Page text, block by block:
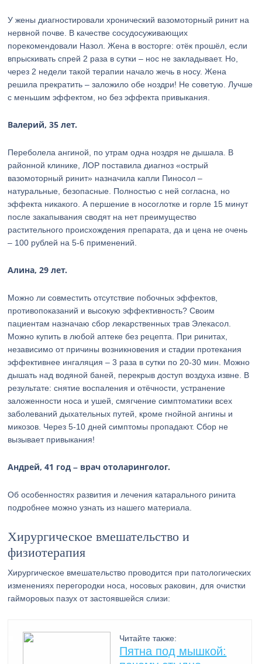
У жены диагностировали хронический вазомоторный ринит на
нервной почве. В качестве сосудосуживающих
порекомендовали Назол. Жена в восторге: отёк прошёл, если
впрыскивать спрей 2 раза в сутки – нос не закладывает. Но,
через 2 недели такой терапии начало жечь в носу. Жена
решила прекратить – заложило обе ноздри! Не советую. Лучше
с меньшим эффектом, но без эффекта привыкания.
Валерий, 35 лет.
Переболела ангиной, по утрам одна ноздря не дышала. В
районной клинике, ЛОР поставила диагноз «острый
вазомоторный ринит» назначила капли Пиносол –
натуральные, безопасные. Полностью с ней согласна, но
эффекта никакого. А першение в носоглотке и горле 15 минут
после закапывания сводят на нет преимущество
растительного происхождения препарата, да и цена не очень
– 100 рублей на 5-6 применений.
Алина, 29 лет.
Можно ли совместить отсутствие побочных эффектов,
противопоказаний и высокую эффективность? Своим
пациентам назначаю сбор лекарственных трав Элекасол.
Можно купить в любой аптеке без рецепта. При ринитах,
независимо от причины возникновения и стадии протекания
эффективнее ингаляция – 3 раза в сутки по 20-30 мин. Можно
дышать над водяной баней, перекрыв доступ воздуха извне. В
результате: снятие воспаления и отёчности, устранение
заложенности носа и ушей, смягчение симптоматики всех
заболеваний дыхательных путей, кроме гнойной ангины и
микозов. Через 5-10 дней симптомы пропадают. Сбор не
вызывает привыкания!
Андрей, 41 год – врач отоларинголог.
Об особенностях развития и лечения катарального ринита
подробнее можно узнать из нашего материала.
Хирургическое вмешательство и
физиотерапия
Хирургическое вмешательство проводится при патологических
изменениях перегородки носа, носовых раковин, для очистки
гайморовых пазух от застоявшейся слизи:
Читайте также:
Пятна под мышкой: